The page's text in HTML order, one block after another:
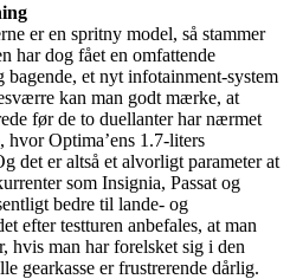
er en spritny model, så stammer
har dog fået en omfattende
et nyt infotainment-system
kan man godt mærke, at
før de to duellanter har nærmet
Optima’ens 1.7-liters
det er altså et alvorligt parameter at
som Insignia, Passat og
bedre til lande- og
efter testturen anbefales, at man
hvis man har forelsket sig i den
gearkasse er frustrerende dårlig.